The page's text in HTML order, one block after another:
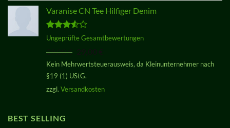
Varanise CN Tee Hilfiger Denim
Bewertet
von 5
Ungeprüfte Gesamtbewertungen
29,00€
Preis
war:
Preis
Kein Mehrwertsteuerausweis, da Kleinunternehmer nach
§19 (1) UStG.
zzgl. Versandkosten
BEST SELLING